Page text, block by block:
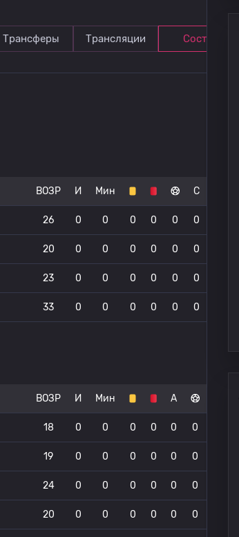
Трансферы Трансляции Состав
ВОЗР И Мин С
26 0 0 0 0 0 0
20 0 0 0 0 0 0
23 0 0 0 0 0 0
33 0 0 0 0 0 0
ВОЗР И Мин А
18 0 0 0 0 0 0
19 0 0 0 0 0 0
24 0 0 0 0 0 0
20 0 0 0 0 0 0